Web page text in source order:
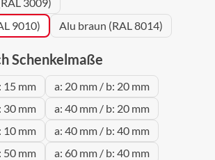
9010)
Alu braun (RAL 8014)
Schenkelmaße
15 mm
a: 20 mm / b: 20 mm
30 mm
a: 40 mm / b: 20 mm
10 mm
a: 40 mm / b: 40 mm
50 mm
a: 60 mm / b: 40 mm